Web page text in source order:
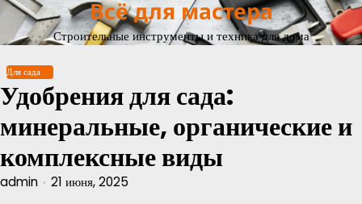
Перейти
содержимому
Всё для мастера
Строительные инструменты и техника для дома
Для сада
Удобрения для сада:
минеральные, органические и
комплексные виды
admin 21 июня, 2025